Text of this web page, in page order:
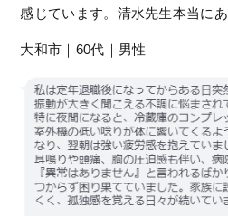
感じています。清水先生本当に
大和市｜60代｜男性